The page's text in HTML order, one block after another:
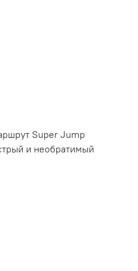
Super Jump
и необратимый